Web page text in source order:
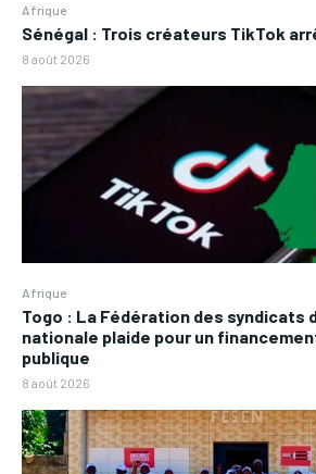
Afrique
Sénégal : Trois créateurs TikTok
8 août 2026
Afrique
Togo : La Fédération des syndicats
nationale plaide pour un
publique
8 août 2026